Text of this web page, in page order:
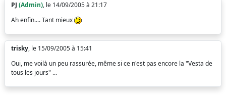
PJ (Admin), le 14/09/2005 à 21:17
Ah enfin.... Tant mieux
trisky, le 15/09/2005 à 15:41
Oui, me voilà un peu rassurée, même si ce n'est pas encore la "Vesta de
tous les jours" ...